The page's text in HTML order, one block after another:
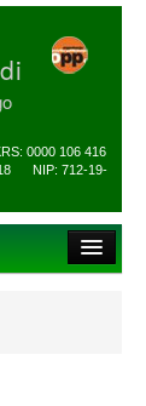
0000 106 416
NIP: 712-19-